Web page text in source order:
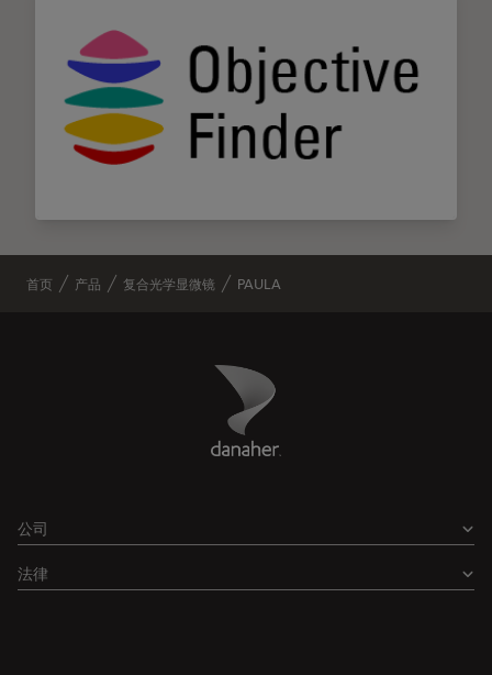
首页 产品 复合光学显微镜 PAULA
Danaher Logo
公司
法律